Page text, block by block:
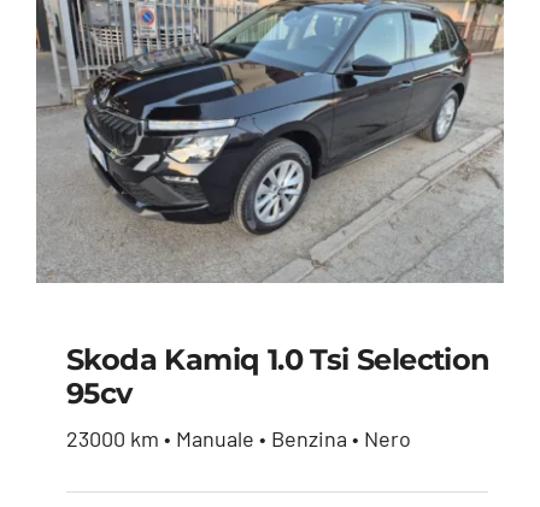
Skoda Kamiq 1.0 tsi
Skoda Kamiq 1.0 Tsi Selection
95cv
23000 km • Manuale • Benzina • Nero